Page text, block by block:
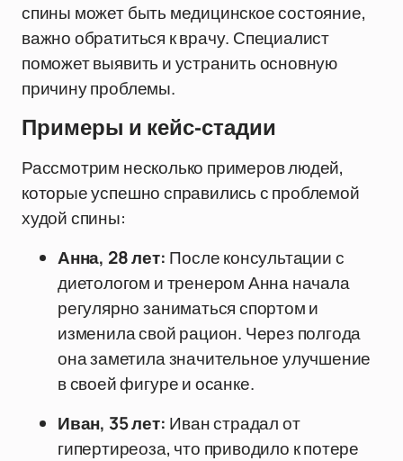
спины может быть медицинское состояние,
важно обратиться к врачу. Специалист
поможет выявить и устранить основную
причину проблемы.
Примеры и кейс-стадии
Рассмотрим несколько примеров людей,
которые успешно справились с проблемой
худой спины:
Анна, 28 лет: После консультации с
диетологом и тренером Анна начала
регулярно заниматься спортом и
изменила свой рацион. Через полгода
она заметила значительное улучшение
в своей фигуре и осанке.
Иван, 35 лет: Иван страдал от
гипертиреоза, что приводило к потере